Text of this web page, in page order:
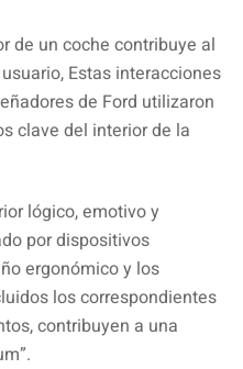
de un coche contribuye al
Estas interacciones
de Ford utilizaron
clave del interior de la
lógico, emotivo y
por dispositivos
ergonómico y los
los correspondientes
contribuyen a una